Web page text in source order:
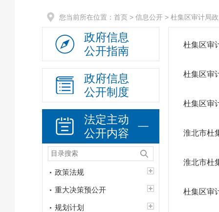
您当前所在位置： 首页 > 信息公开 > 杜集区审计局
政府信息
公开指南
政府信息
公开制度
法定主动
公开内容
政策法规
重大决策预公开
规划计划
杜集区审
杜集区审
杜集区审
淮北市杜
淮北市杜
杜集区审